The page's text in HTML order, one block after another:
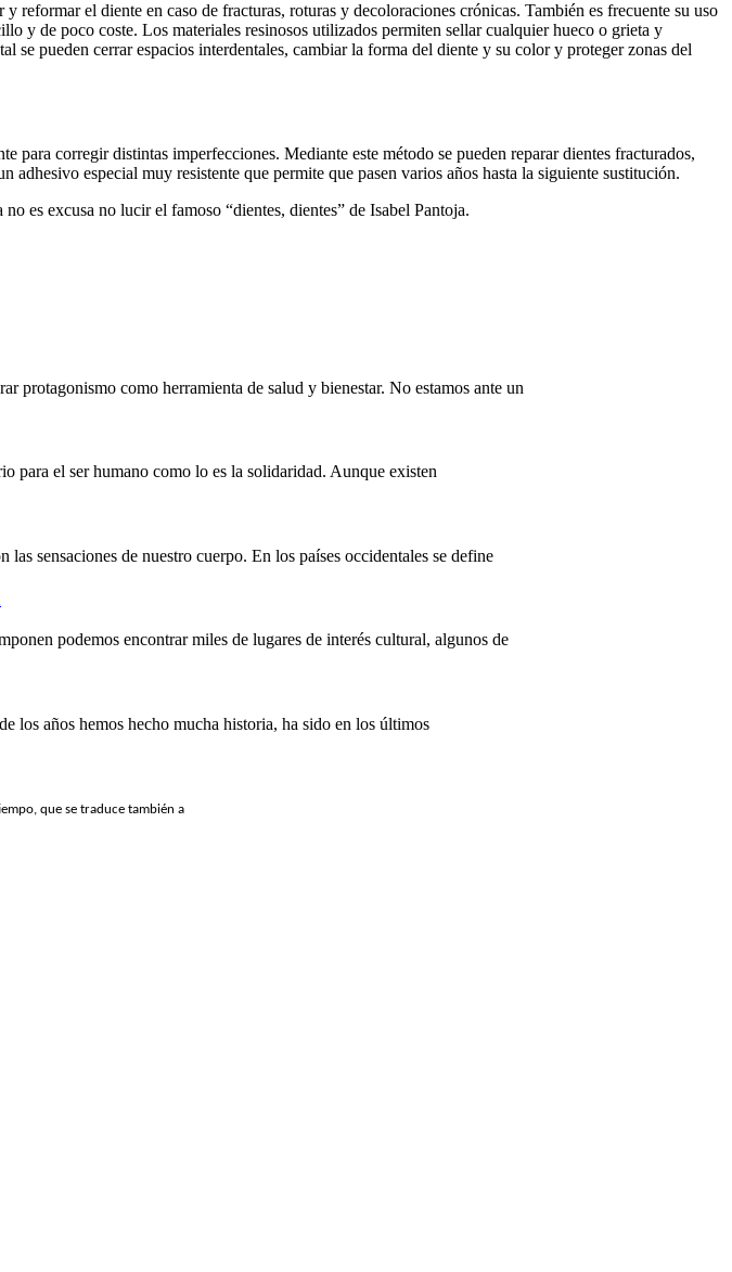
el diente en caso de fracturas, roturas y decoloraciones crónicas. También es frecuente su uso
y de poco coste. Los materiales resinosos utilizados permiten sellar cualquier hueco o grieta y
pueden cerrar espacios interdentales, cambiar la forma del diente y su color y proteger zonas del
para corregir distintas imperfecciones. Mediante este método se pueden reparar dientes fracturados,
especial muy resistente que permite que pasen varios años hasta la siguiente sustitución.
es excusa no lucir el famoso “dientes, dientes” de Isabel Pantoja.
protagonismo como herramienta de salud y bienestar. No estamos ante un
para el ser humano como lo es la solidaridad. Aunque existen
sensaciones de nuestro cuerpo. En los países occidentales se define
podemos encontrar miles de lugares de interés cultural, algunos de
los años hemos hecho mucha historia, ha sido en los últimos
que se traduce también a